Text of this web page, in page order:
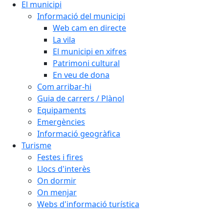
El municipi
Informació del municipi
Web cam en directe
La vila
El municipi en xifres
Patrimoni cultural
En veu de dona
Com arribar-hi
Guia de carrers / Plànol
Equipaments
Emergències
Informació geogràfica
Turisme
Festes i fires
Llocs d'interès
On dormir
On menjar
Webs d'informació turística